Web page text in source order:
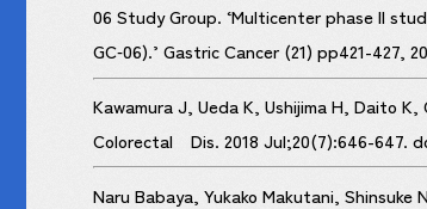
06 Study Group. ‘Multicenter phase II
GC‑06).’ Gastric Cancer (21) pp421-427,
Kawamura J, Ueda K, Ushijima H, Daito
Colorectal Dis. 2018 Jul;20(7):646-647.
Naru Babaya, Yukako Makutani, Shinsuke